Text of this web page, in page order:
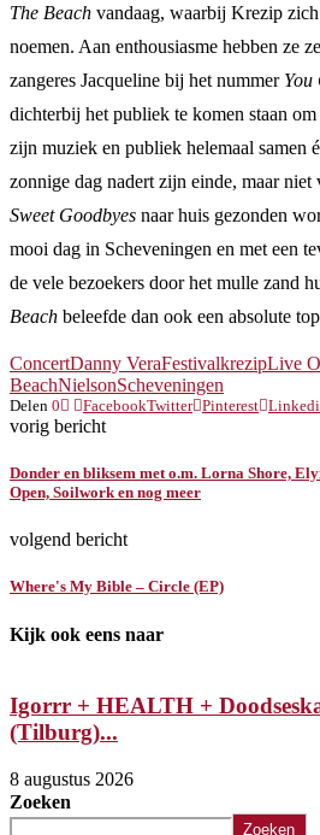
The Beach vandaag, waarbij Krezip
noemen. Aan enthousiasme hebben ze
zangeres Jacqueline bij het nummer You
dichterbij het publiek te komen staan om
zijn muziek en publiek helemaal samen
zonnige dag nadert zijn einde, maar niet
Sweet Goodbyes naar huis gezonden
mooi dag in Scheveningen en met een
de vele bezoekers door het mulle zand
Beach beleefde dan ook een absolute
ConcertDanny VeraFestivalkrezipLive
BeachNielsonScheveningen
Delen 0 FacebookTwitter Pinterest
vorig bericht
Donder en bliksem met o.m. Lorna Shore,
Open, Soilwork en nog meer
volgend bericht
Where's My Bible – Circle (EP)
Kijk ook eens naar
Igorrr + HEALTH +
(Tilburg)...
8 augustus 2026
Zoeken
Zoeken